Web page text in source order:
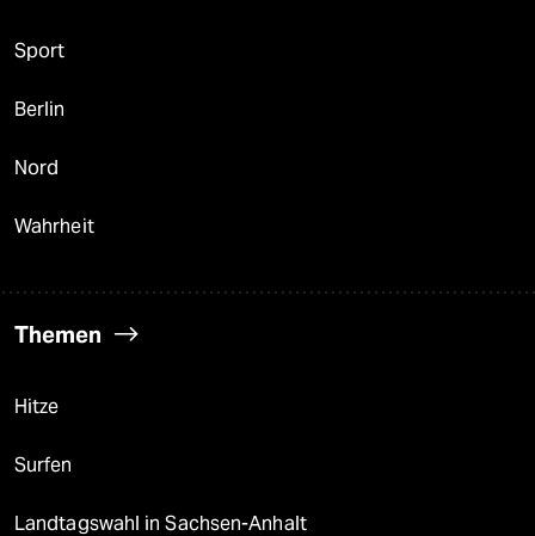
Sport
Berlin
Nord
Wahrheit
Themen
Hitze
Surfen
Landtagswahl in Sachsen-Anhalt